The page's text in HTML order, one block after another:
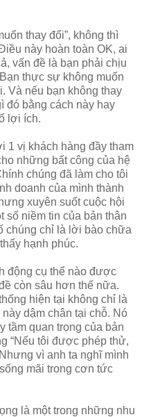
thay đổi”, không thì
này hoàn toàn OK, ai
vấn đề là bạn phải chịu
thực sự không muốn
Và nếu bạn không thay
đó bằng cách này hay
lợi ích.
1 vị khách hàng đầy tham
những bất công của hệ
chúng đã làm cho tôi
doanh của mình thành
xuyên suốt cuộc hội
số niềm tin của bản thân
chúng chỉ là lời bào chữa
hạnh phúc.
động cụ thể nào được
còn sâu hơn thế nữa.
hiện tại không chỉ là
dậm chân tại chỗ. Nó
tầm quan trọng của bản
“Nếu tôi được phép thử,
vì anh ta nghĩ mình
mãi trong cơn tức
là một trong những nhu